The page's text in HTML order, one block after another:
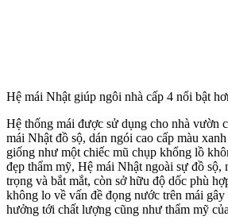
Hệ mái Nhật giúp ngôi nhà cấp 4 nổi bật
Hệ thống mái được sử dụng cho nhà vườn
mái Nhật đồ sộ, dán ngói cao cấp màu
giống như một chiếc mũ chụp khổng lồ
đẹp thẩm mỹ, Hệ mái Nhật ngoài sự đồ sộ,
trọng và bắt mắt, còn sở hữu độ dốc phù
không lo về vấn đề đọng nước trên mái gây
hưởng tới chất lượng cũng như thẩm mỹ